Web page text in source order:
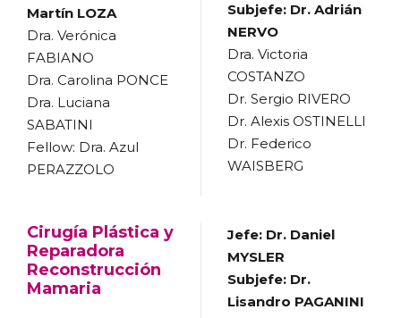
Martín LOZA
Dra. Verónica
FABIANO
Dra. Carolina PONCE
Dra. Luciana
SABATINI
Fellow: Dra. Azul
PERAZZOLO
Subjefe: Dr. Adrián
NERVO
Dra. Victoria
COSTANZO
Dr. Sergio RIVERO
Dr. Alexis OSTINELLI
Dr. Federico
WAISBERG
Cirugía Plástica y
Reparadora
Reconstrucción
Mamaria
Jefe: Dr. Daniel
MYSLER
Subjefe: Dr.
Lisandro PAGANINI